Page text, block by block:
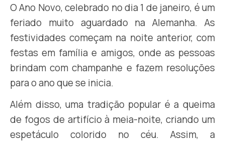
O Ano Novo, celebrado no dia 1 de janeiro, é um
feriado muito aguardado na Alemanha. As
festividades começam na noite anterior, com
festas em família e amigos, onde as pessoas
brindam com champanhe e fazem resoluções
para o ano que se inicia.
Além disso, uma tradição popular é a queima
de fogos de artifício à meia-noite, criando um
espetáculo colorido no céu. Assim, a